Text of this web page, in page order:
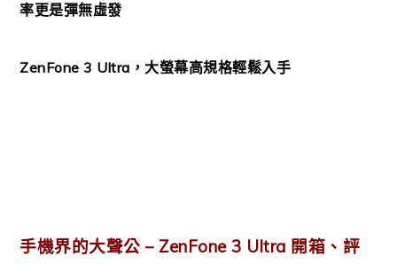
率更是彈無虛發
ZenFone 3 Ultra，大螢幕高規格輕鬆入手
手機界的大聲公 – ZenFone 3 Ultra 開箱、評